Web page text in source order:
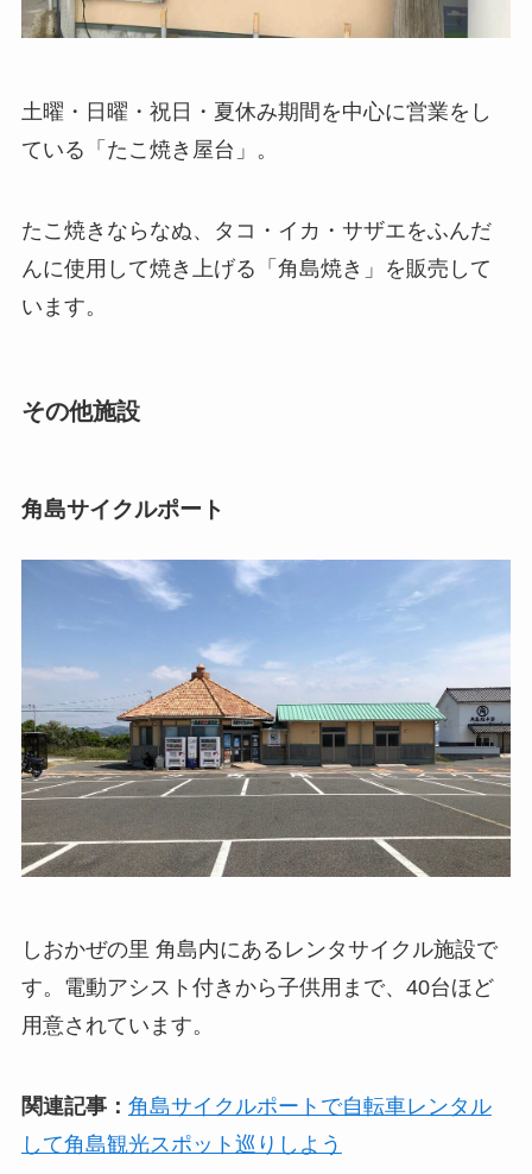
土曜・日曜・祝日・夏休み期間を中心に営業をし
ている「たこ焼き屋台」。
たこ焼きならなぬ、タコ・イカ・サザエをふんだ
んに使用して焼き上げる「角島焼き」を販売して
います。
その他施設
角島サイクルポート
しおかぜの里 角島内にあるレンタサイクル施設で
す。電動アシスト付きから子供用まで、40台ほど
用意されています。
関連記事： 角島サイクルポートで自転車レンタル
して角島観光スポット巡りしよう